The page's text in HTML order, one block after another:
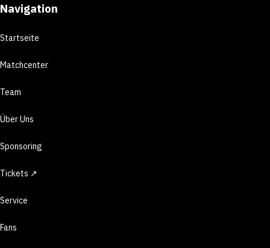
Navigation
Startseite
Matchcenter
Team
Über Uns
Sponsoring
Tickets ↗
Service
Fans